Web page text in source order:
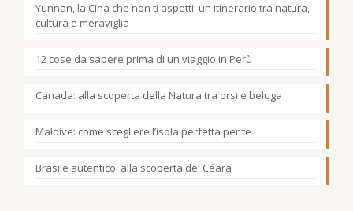
Yunnan, la Cina che non ti aspetti: un itinerario tra natura,
cultura e meraviglia
12 cose da sapere prima di un viaggio in Perù
Canada: alla scoperta della Natura tra orsi e beluga
Maldive: come scegliere l’isola perfetta per te
Brasile autentico: alla scoperta del Céara